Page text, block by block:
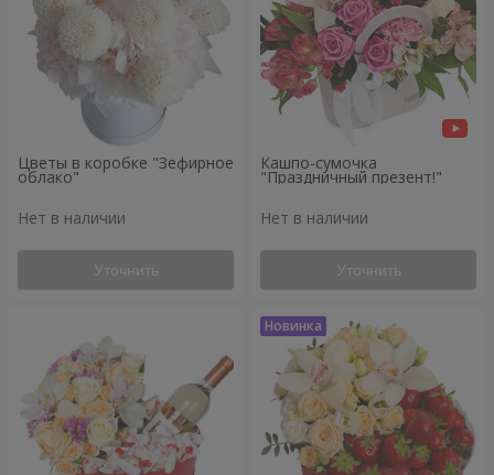
Цветы в коробке "Зефирное
облако"
Нет в наличии
Уточнить
Кашпо-сумочка
"Праздничный презент!"
Нет в наличии
Уточнить